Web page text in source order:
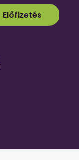
Előfizetés